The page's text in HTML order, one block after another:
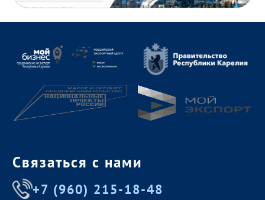
Связаться с нами
+7 (960) 215-18-48